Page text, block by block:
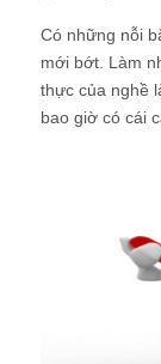
Có những nỗi
mới bớt. Làm
thực của nghề
bao giờ có cái